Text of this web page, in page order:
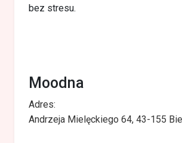
bez stresu.
Moodna
Adres:
Andrzeja Mielęckiego 64, 43-155